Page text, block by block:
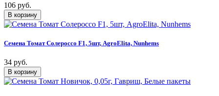
106 руб.
Семена Томат Солероссо F1, 5шт, AgroElita, Nunhems
34 руб.